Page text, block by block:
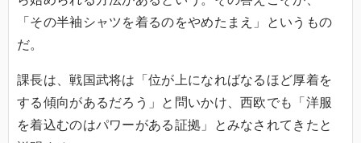
「その半袖シャツを着るのをやめたまえ」というもの
だ。
課長は、戦国武将は「位が上になればなるほど厚着を
する傾向があるだろう」と問いかけ、西欧でも「洋服
を着込むのはパワーがある証拠」とみなされてきたと